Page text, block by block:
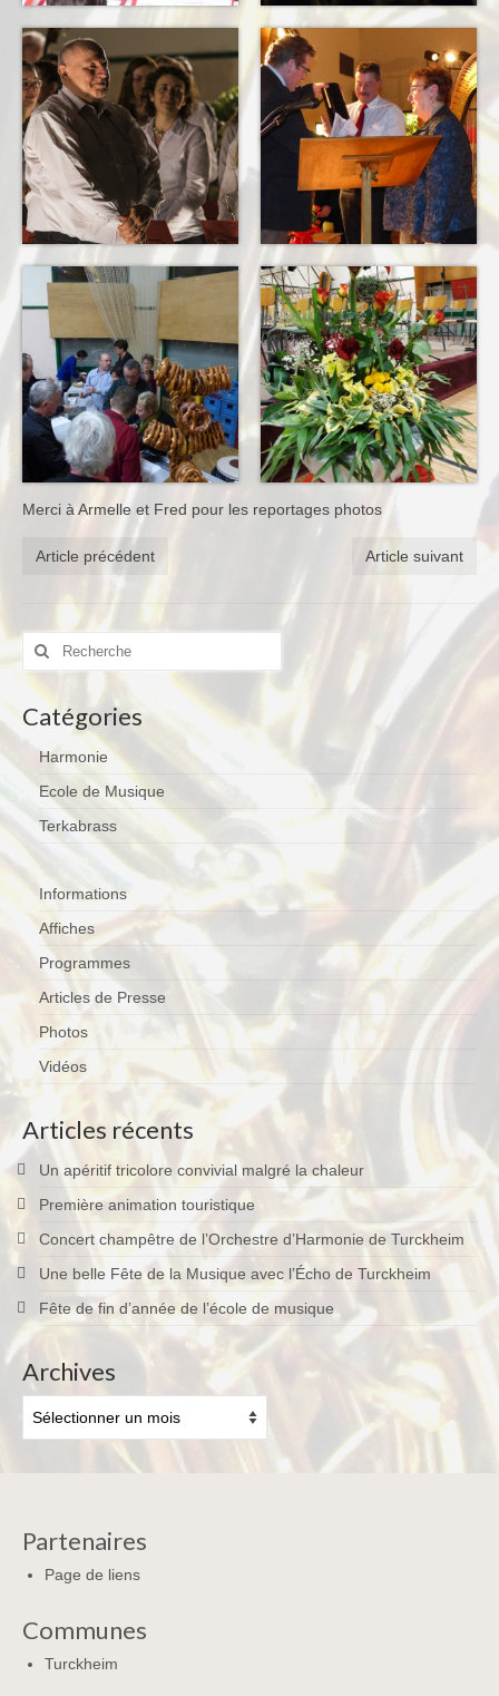
Merci à Armelle et Fred pour les reportages photos
Article précédent Article suivant
Rechercher
Catégories
Harmonie
Ecole de Musique
Terkabrass
Informations
Affiches
Programmes
Articles de Presse
Photos
Vidéos
Articles récents
Un apéritif tricolore convivial malgré la chaleur
Première animation touristique
Concert champêtre de l’Orchestre d’Harmonie de Turckheim
Une belle Fête de la Musique avec l’Écho de Turckheim
Fête de fin d’année de l’école de musique
Archives
Partenaires
Page de liens
Communes
Turckheim